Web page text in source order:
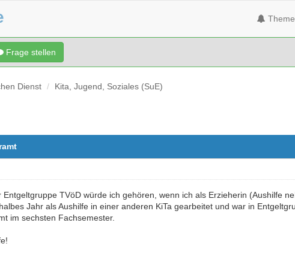
Frage stellen
Dienst Kita, Jugend, Soziales (SuE)
Entgeltgruppe TVöD würde ich gehören, wenn ich als Erzieherin (Aushilfe
Jahr als Aushilfe in einer anderen KiTa gearbeitet und war in
im sechsten Fachsemester.